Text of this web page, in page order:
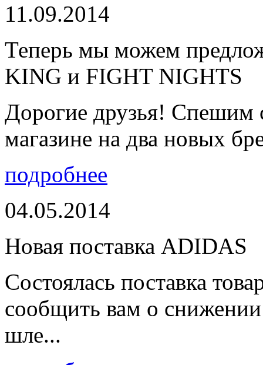
11.09.2014
Теперь мы можем
KING и FIGHT NIGHTS
Дорогие друзья! Спешим
магазине на два новых
подробнее
04.05.2014
Новая поставка ADIDAS
Состоялась поставка
сообщить вам о
шле...